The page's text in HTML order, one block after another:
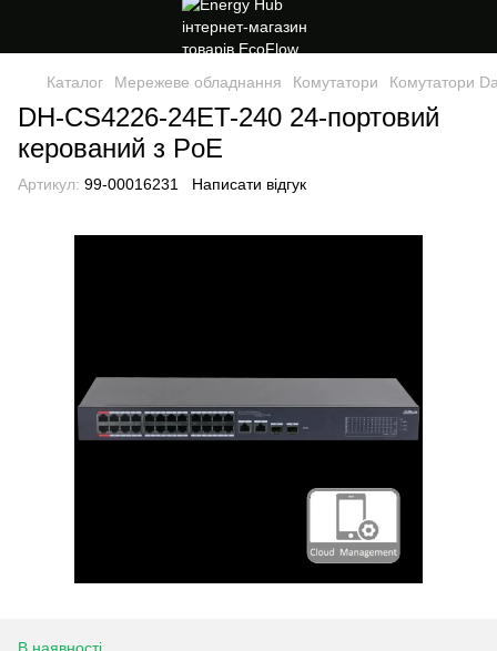
Каталог Мережеве обладнання Комутатори Комутатори
DH-CS4226-24ET-240 24-портовий
керований з PoE
Артикул: 99-00016231 Написати відгук
В наявності